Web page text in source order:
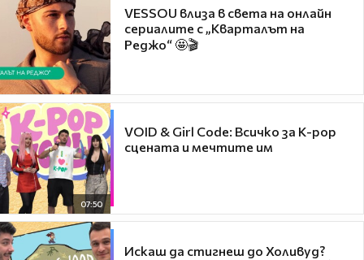
VESSOU влиза в света на онлайн
сериалите с „Кварталът на
Реджо“ 🤩🎬
07:50
VOID & Girl Code: Всичко за K-pop
сцената и мечтите им
Искаш да стигнеш до Холивуд?